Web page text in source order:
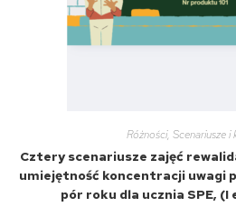
Różności, Scenariusze i
Cztery scenariusze zajęć
umiejętność koncentracji uwagi
pór roku dla ucznia SPE,